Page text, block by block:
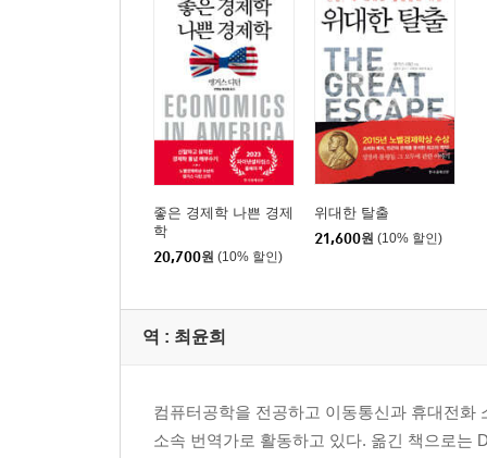
6장 대탈출, 새로운 불평등을 낳다
● 왜 우리는 비교하고 싶어 할까 _247
● 희망적인 글로벌 성장 _257
● 빈곤선은 얼마나 믿을 수 있을까 _274
● 세상이 더 불평등해지고 있다 _284
part3 어떻게 도울 것인가
chapter7 탈출에 성공하지 못한 사람들
● 물질적 원조가 빈곤을 없애나 _294
● 원조의 딜레마 _301
● 정치 효율성을 약화시킨다 _321
● 우리가 할 일은 무엇인가 _338
좋은 경제학 나쁜 경제
학
20,700원 (10% 할인)
위대한 탈출
21,600원 (10% 할인)
역 : 최윤희
컴퓨터공학을 전공하고 이동통신과 휴대전
소속 번역가로 활동하고 있다. 옮긴 책으로는